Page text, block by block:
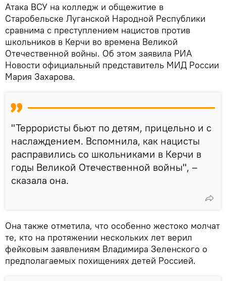
Атака ВСУ на колледж и общежитие в
Старобельске Луганской Народной Республики
сравнима с преступлением нацистов против
школьников в Керчи во времена Великой
Отечественной войны. Об этом заявила РИА
Новости официальный представитель МИД России
Мария Захарова.
"Террористы бьют по детям, прицельно и с
наслаждением. Вспомнила, как нацисты
расправились со школьниками в Керчи в
годы Великой Отечественной войны", –
сказала она.
Она также отметила, что особенно жестоко молчат
те, кто на протяжении нескольких лет верил
фейковым заявлениям Владимира Зеленского о
предполагаемых похищениях детей Россией.